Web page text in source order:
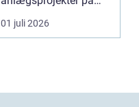
Sjælland. Når jord skal
fly...
01 juli 2026